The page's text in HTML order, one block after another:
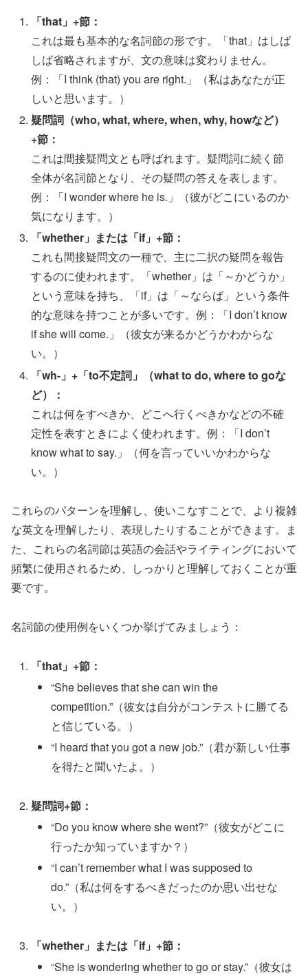
「that」+節：
これは最も基本的な名詞節の形です。「that」はしば
しば省略されますが、文の意味は変わりません。
例：「I think (that) you are right.」（私はあなたが正
しいと思います。）
疑問詞（who, what, where, when, why, howなど）
+節：
これは間接疑問文とも呼ばれます。疑問詞に続く節
全体が名詞節となり、その疑問の答えを表します。
例：「I wonder where he is.」（彼がどこにいるのか
気になります。）
「whether」または「if」+節：
これも間接疑問文の一種で、主に二択の疑問を報告
するのに使われます。「whether」は「～かどうか」
という意味を持ち、「if」は「～ならば」という条件
的な意味を持つことが多いです。例：「I don’t know
if she will come.」（彼女が来るかどうかわからな
い。）
「wh-」+「to不定詞」（what to do, where to goな
ど）：
これは何をすべきか、どこへ行くべきかなどの不確
定性を表すときによく使われます。例：「I don’t
know what to say.」（何を言っていいかわからな
い。）
これらのパターンを理解し、使いこなすことで、より複雑
な英文を理解したり、表現したりすることができます。ま
た、これらの名詞節は英語の会話やライティングにおいて
頻繁に使用されるため、しっかりと理解しておくことが重
要です。
名詞節の使用例をいくつか挙げてみましょう：
「that」+節：
“She believes that she can win the
competition.”（彼女は自分がコンテストに勝てる
と信じている。）
“I heard that you got a new job.”（君が新しい仕事
を得たと聞いたよ。）
疑問詞+節：
“Do you know where she went?”（彼女がどこに
行ったか知っていますか？）
“I can’t remember what I was supposed to
do.”（私は何をするべきだったのか思い出せな
い。）
「whether」または「if」+節：
“She is wondering whether to go or stay.”（彼女は